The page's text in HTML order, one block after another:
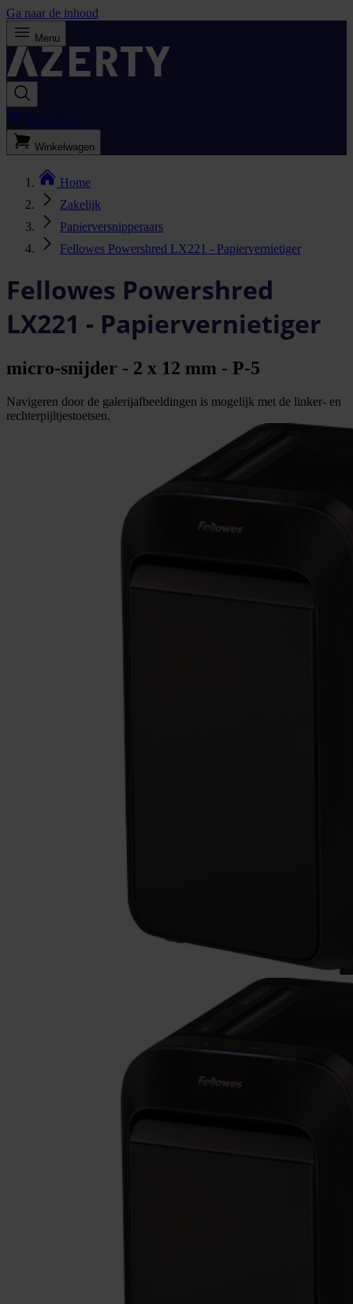
Ga naar de inhoud
Menu
Bestellijst
Winkelwagen
Home
Zakelijk
Papierversnipperaars
Fellowes Powershred LX221 - Papiervernietiger
Fellowes Powershred
LX221 - Papiervernietiger
micro-snijder - 2 x 12 mm - P-5
Navigeren door de galerijafbeeldingen is mogelijk met de linker- en
rechterpijltjestoetsen.